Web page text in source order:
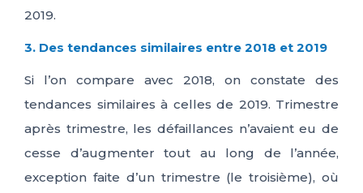
2019.
3. Des tendances similaires entre 2018 et 2019
Si l’on compare avec 2018, on constate des
tendances similaires à celles de 2019. Trimestre
après trimestre, les défaillances n’avaient eu de
cesse d’augmenter tout au long de l’année,
exception faite d’un trimestre (le troisième), où